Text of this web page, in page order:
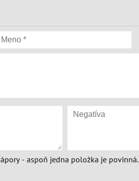
- aspoň jedna položka je povinná.